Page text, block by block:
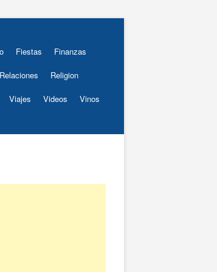
Fiestas Finanzas
Relaciones Religion
Viajes Videos Vinos